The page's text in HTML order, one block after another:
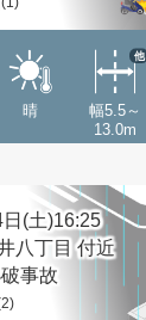
晴
幅5.5～
13.0m
他
(土)16:25
八丁目 付近
事故